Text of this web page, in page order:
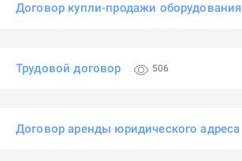
Договор купли-продажи оборудования
Трудовой договор 506
Договор аренды юридического адреса